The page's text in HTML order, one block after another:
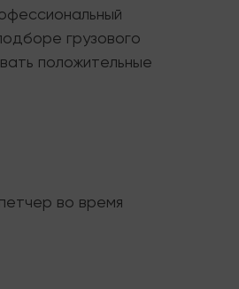
грузового
положительные
во время